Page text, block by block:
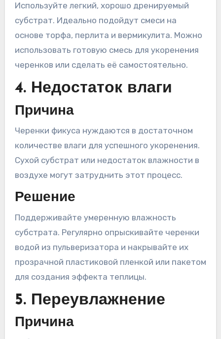
Используйте легкий, хорошо дренируемый
субстрат. Идеально подойдут смеси на
основе торфа, перлита и вермикулита. Можно
использовать готовую смесь для укоренения
черенков или сделать её самостоятельно.
4. Недостаток влаги
Причина
Черенки фикуса нуждаются в достаточном
количестве влаги для успешного укоренения.
Сухой субстрат или недостаток влажности в
воздухе могут затруднить этот процесс.
Решение
Поддерживайте умеренную влажность
субстрата. Регулярно опрыскивайте черенки
водой из пульверизатора и накрывайте их
прозрачной пластиковой пленкой или пакетом
для создания эффекта теплицы.
5. Переувлажнение
Причина